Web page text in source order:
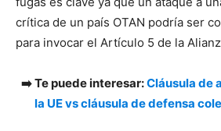
crítica de un país OTAN podría ser
para invocar el Artículo 5 de la
➡️ Te puede interesar:Cláusula de
la UE vs cláusula de defensa